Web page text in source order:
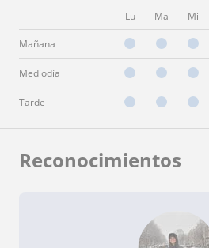
Lu Ma Mi
Mañana
Mediodía
Tarde
Reconocimientos